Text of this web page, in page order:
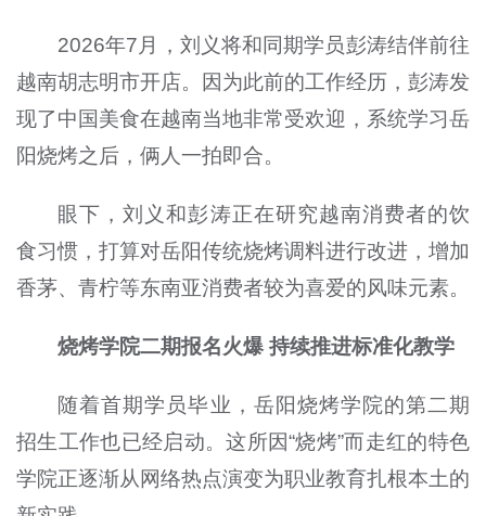
2026年7月，刘义将和同期学员彭涛结伴前往
越南胡志明市开店。因为此前的工作经历，彭涛发
现了中国美食在越南当地非常受欢迎，系统学习岳
阳烧烤之后，俩人一拍即合。
眼下，刘义和彭涛正在研究越南消费者的饮
食习惯，打算对岳阳传统烧烤调料进行改进，增加
香茅、青柠等东南亚消费者较为喜爱的风味元素。
烧烤学院二期报名火爆 持续推进标准化教学
随着首期学员毕业，岳阳烧烤学院的第二期
招生工作也已经启动。这所因“烧烤”而走红的特色
学院正逐渐从网络热点演变为职业教育扎根本土的